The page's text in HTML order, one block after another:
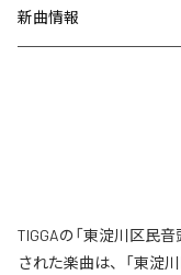
新曲情報
TIGGAの「東淀川区民
された楽曲は、「東淀